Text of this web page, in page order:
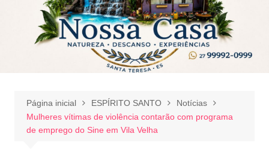
Página inicial ESPÍRITO SANTO
Notícias
Mulheres vítimas de violência contarão com programa
de emprego do Sine em Vila Velha